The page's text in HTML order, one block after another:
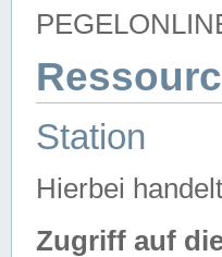
Station
Hierbei
Zugriff auf